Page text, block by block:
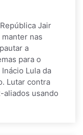
Jair
nas
a
para o
Lula da
Lutar contra
usando